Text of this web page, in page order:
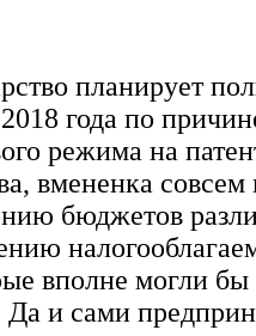
планирует
года по
режима на
вмененка совсем
бюджетов
вполне могли бы
и сами